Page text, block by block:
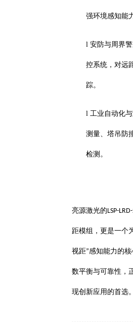
强环境感知能
l安防与周界
控系统，对远
踪。
l工业自动化
测量、塔吊防
检测。
亮源激光的LSP-
距模组 ，更是一个
视距”感知能力的
数平衡与可靠性，
现创新应用的首选。